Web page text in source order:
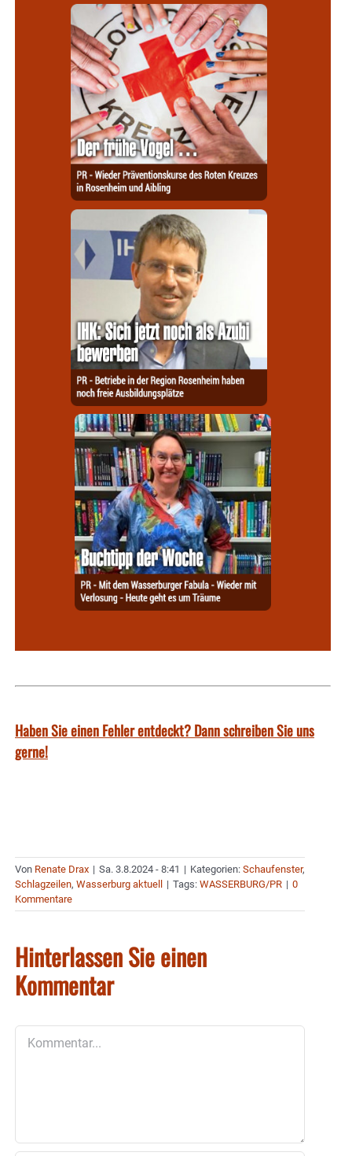
Haben Sie einen Fehler entdeckt? Dann schreiben Sie uns
gerne!
Von Renate Drax | Sa. 3.8.2024 - 8:41 | Kategorien: Schaufenster,
Schlagzeilen, Wasserburg aktuell | Tags: WASSERBURG/PR | 0
Kommentare
Hinterlassen Sie einen
Kommentar